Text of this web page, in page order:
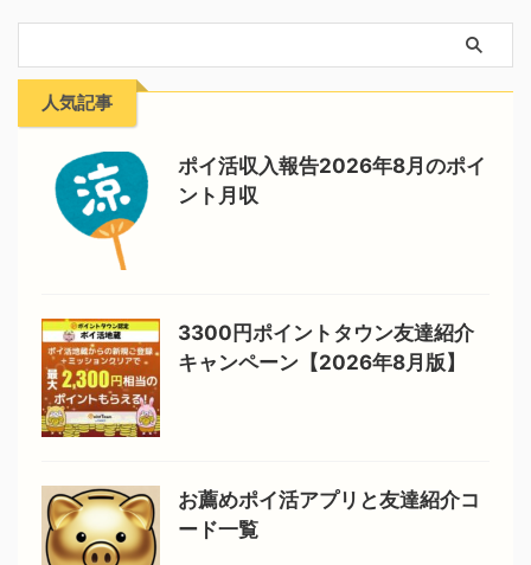
人気記事
ポイ活収入報告2026年8月のポイ
ント月収
3300円ポイントタウン友達紹介
キャンペーン【2026年8月版】
お薦めポイ活アプリと友達紹介コ
ード一覧